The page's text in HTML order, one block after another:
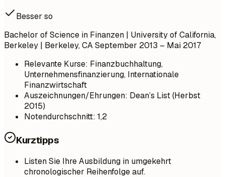
Besser so
Bachelor of Science in Finanzen | University of California,
Berkeley | Berkeley, CASeptember 2013 – Mai 2017
Relevante Kurse: Finanzbuchhaltung,
Unternehmensfinanzierung, Internationale
Finanzwirtschaft
Auszeichnungen/Ehrungen: Dean’s List (Herbst
2015)
Notendurchschnitt: 1,2
Kurztipps
Listen Sie Ihre Ausbildung in umgekehrt
chronologischer Reihenfolge auf.